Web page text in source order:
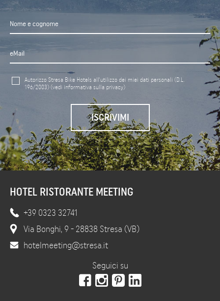
Autorizzo Stresa Bike Hotels all'utilizzo dei miei dati personali (D.L.
196/2003) (vedi informativa sulla privacy)
HOTEL RISTORANTE MEETING
+39 0323 32741
Via Bonghi, 9 - 28838 Stresa (VB)
hotelmeeting@stresa.it
Seguici su